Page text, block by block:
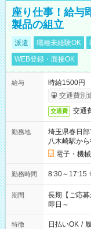
座り仕事！給与
製品の組立
派遣 職種未経験OK
WEB登録・面接OK
給与
時給1500円
交通費別
交通費 交通
勤務地
埼玉県春日
八木崎駅か
電子・機
勤務時間
期間
長期【ご応
即日～
特徴 日払いOK /